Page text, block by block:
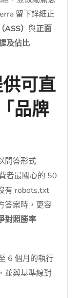
留下詳細正
ASS）與正面
及佔比
可直
品牌
問答形式
者最關心的 50
有 robots.txt
答案時，更容
對照勝率
6 個月的執行
並與基準線對